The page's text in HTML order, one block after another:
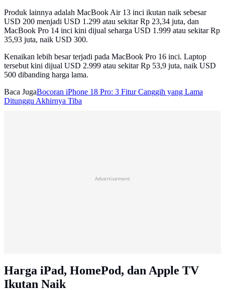
Produk lainnya adalah MacBook Air 13 inci ikutan naik sebesar
USD 200 menjadi USD 1.299 atau sekitar Rp 23,34 juta, dan
MacBook Pro 14 inci kini dijual seharga USD 1.999 atau sekitar Rp
35,93 juta, naik USD 300.
Kenaikan lebih besar terjadi pada MacBook Pro 16 inci. Laptop
tersebut kini dijual USD 2.999 atau sekitar Rp 53,9 juta, naik USD
500 dibanding harga lama.
Baca JugaBocoran iPhone 18 Pro: 3 Fitur Canggih yang Lama
Ditunggu Akhirnya Tiba
Advertisement
Harga iPad, HomePod, dan Apple TV
Ikutan Naik